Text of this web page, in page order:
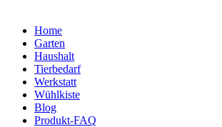
Home
Garten
Haushalt
Tierbedarf
Werkstatt
Wühlkiste
Blog
Produkt-FAQ